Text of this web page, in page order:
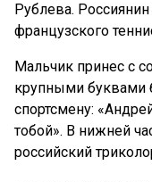
Рублева.
французского
Мальчик принес с
крупными буквами
спортсмену:
тобой». В нижней
российский